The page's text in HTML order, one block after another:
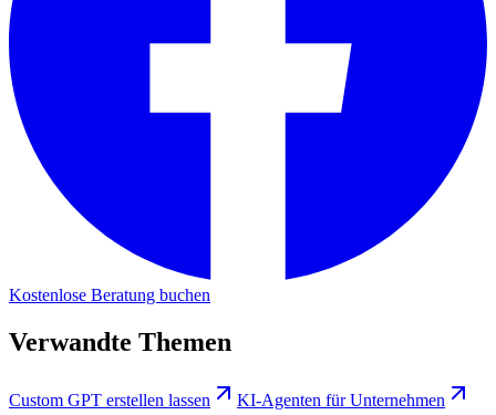
Kostenlose Beratung buchen
Verwandte Themen
Custom GPT erstellen lassen
KI-Agenten für Unternehmen